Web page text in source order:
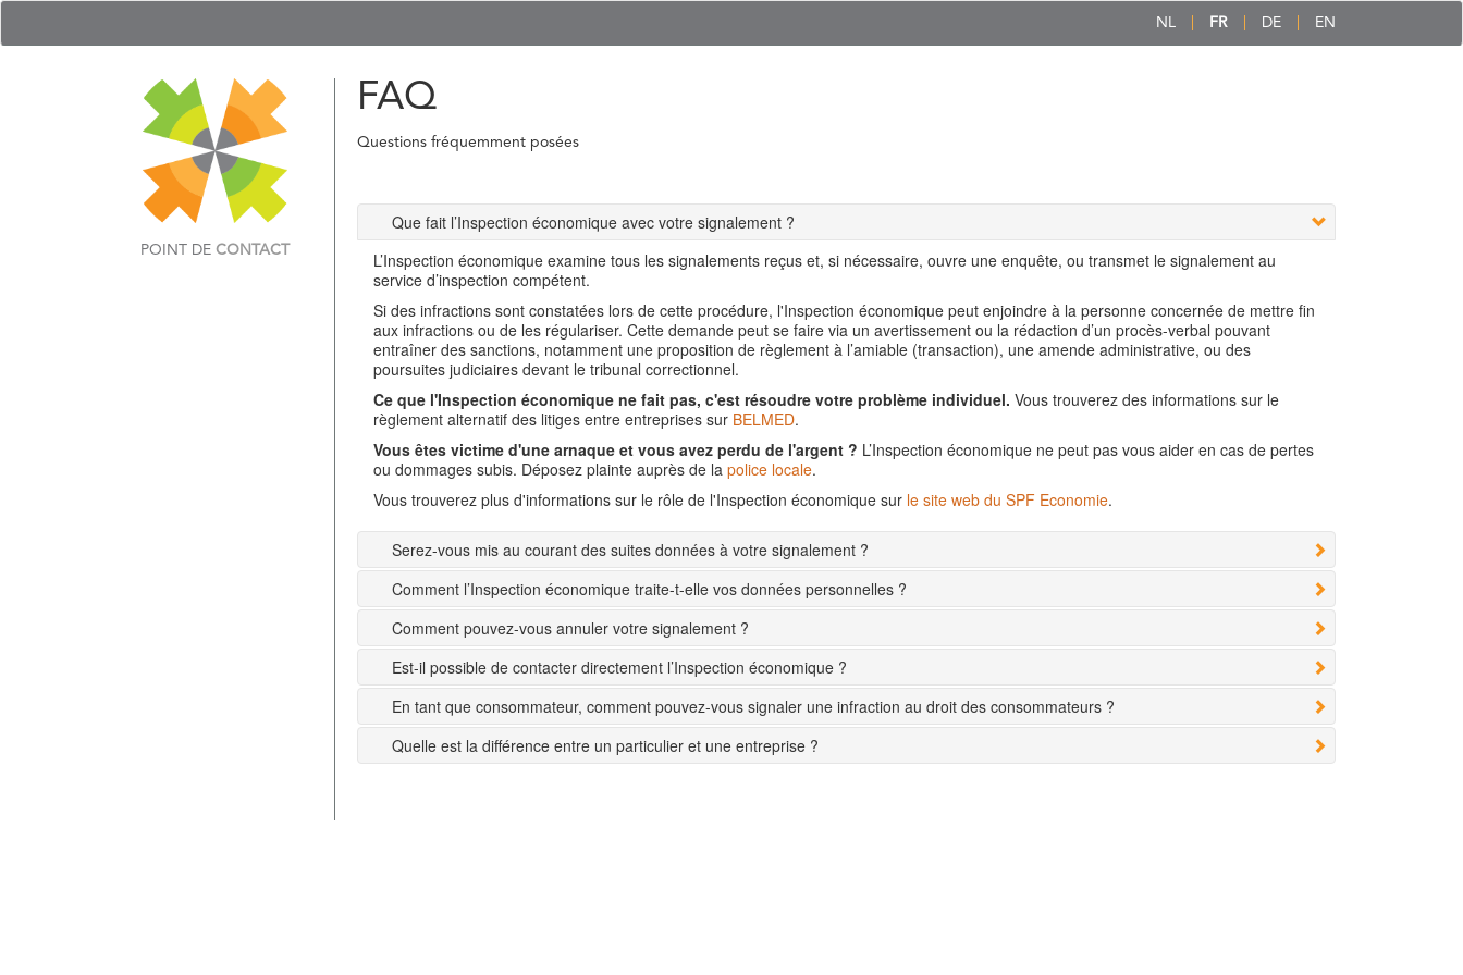
NL FR DE EN
POINT DE CONTACT
FAQ
Questions fréquemment posées
Que fait l’Inspection économique avec votre signalement ?
L’Inspection économique examine tous les signalements reçus et, si nécessaire, ouvre une enquête, ou transmet le signalement au
service d’inspection compétent.
Si des infractions sont constatées lors de cette procédure, l'Inspection économique peut enjoindre à la personne concernée de mettre fin
aux infractions ou de les régulariser. Cette demande peut se faire via un avertissement ou la rédaction d’un procès-verbal pouvant
entraîner des sanctions, notamment une proposition de règlement à l’amiable (transaction), une amende administrative, ou des
poursuites judiciaires devant le tribunal correctionnel.
Ce que l'Inspection économique ne fait pas, c'est résoudre votre problème individuel. Vous trouverez des informations sur le
règlement alternatif des litiges entre entreprises sur BELMED.
Vous êtes victime d'une arnaque et vous avez perdu de l'argent ? L’Inspection économique ne peut pas vous aider en cas de pertes
ou dommages subis. Déposez plainte auprès de la police locale.
Vous trouverez plus d'informations sur le rôle de l'Inspection économique sur le site web du SPF Economie.
Serez-vous mis au courant des suites données à votre signalement ?
Comment l’Inspection économique traite-t-elle vos données personnelles ?
Comment pouvez-vous annuler votre signalement ?
Est-il possible de contacter directement l’Inspection économique ?
En tant que consommateur, comment pouvez-vous signaler une infraction au droit des consommateurs ?
Quelle est la différence entre un particulier et une entreprise ?